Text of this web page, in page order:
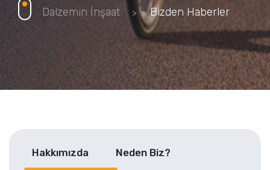
Dalzemin İnşaat Bizden Haberler
Hakkımızda Neden Biz?